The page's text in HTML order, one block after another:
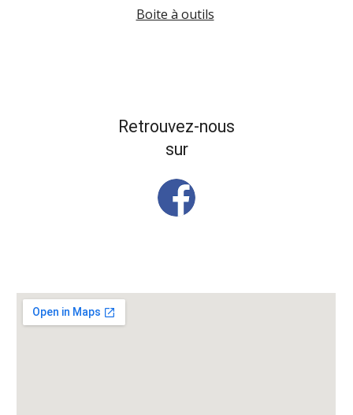
Boite à outils
Retrouvez-nous
sur